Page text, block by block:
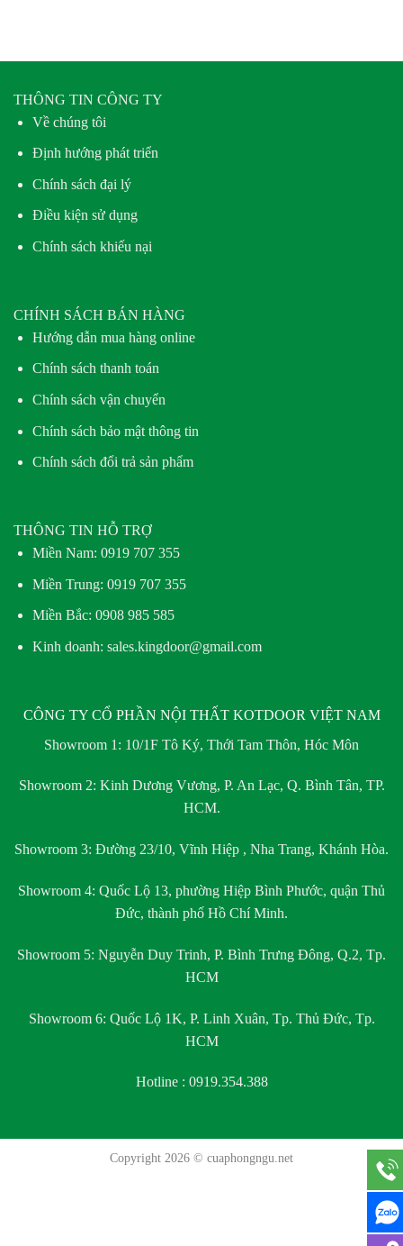
THÔNG TIN CÔNG TY
Về chúng tôi
Định hướng phát triển
Chính sách đại lý
Điều kiện sử dụng
Chính sách khiếu nại
CHÍNH SÁCH BÁN HÀNG
Hướng dẫn mua hàng online
Chính sách thanh toán
Chính sách vận chuyển
Chính sách bảo mật thông tin
Chính sách đổi trả sản phẩm
THÔNG TIN HỖ TRỢ
Miền Nam: 0919 707 355
Miền Trung: 0919 707 355
Miền Bắc: 0908 985 585
Kinh doanh: sales.kingdoor@gmail.com
CÔNG TY CỔ PHẦN NỘI THẤT KOTDOOR VIỆT NAM
Showroom 1: 10/1F Tô Ký, Thới Tam Thôn, Hóc Môn
Showroom 2: Kinh Dương Vương, P. An Lạc, Q. Bình Tân, TP.
HCM.
Showroom 3: Đường 23/10, Vĩnh Hiệp , Nha Trang, Khánh Hòa.
Showroom 4: Quốc Lộ 13, phường Hiệp Bình Phước, quận Thủ
Đức, thành phố Hồ Chí Minh.
Showroom 5: Nguyễn Duy Trinh, P. Bình Trưng Đông, Q.2, Tp.
HCM
Showroom 6: Quốc Lộ 1K, P. Linh Xuân, Tp. Thủ Đức, Tp.
HCM
Hotline : 0919.354.388
Copyright 2026 © cuaphongngu.net